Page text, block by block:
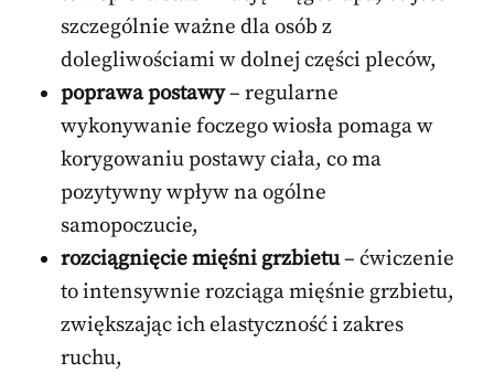
szczególnie ważne dla osób z
dolegliwościami w dolnej części pleców,
poprawa postawy– regularne
wykonywanie foczego wiosła pomaga w
korygowaniu postawy ciała, co ma
pozytywny wpływ na ogólne
samopoczucie,
rozciągnięcie mięśni grzbietu– ćwiczenie
to intensywnie rozciąga mięśnie grzbietu,
zwiększając ich elastyczność i zakres
ruchu,